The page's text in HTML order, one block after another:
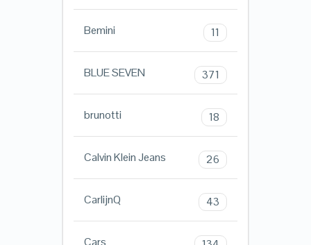
Bemini 11
BLUE SEVEN 371
brunotti 18
Calvin Klein Jeans 26
CarlijnQ 43
Cars